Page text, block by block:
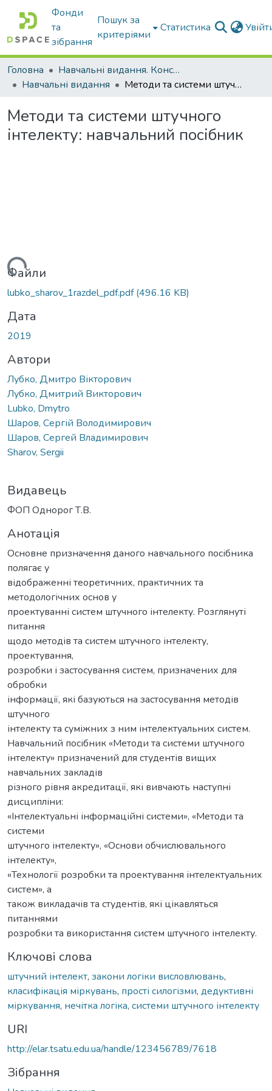
Фонди
та
зібрання
Пошук за
критеріями
Статистика
Головна
Навчальні видання. Конспекти лекцій
Навчальні видання
Методи та системи штучного інтелекту: навчальний посібник
Методи та системи штучного
інтелекту: навчальний посібник
Файли
lubko_sharov_1razdel_pdf.pdf(496.16 KB)
Дата
2019
Автори
Лубко, Дмитро Вікторович
Лубко, Дмитрий Викторович
Lubko, Dmytro
Шаров, Сергій Володимирович
Шаров, Сергей Владимирович
Sharov, Sergii
Видавець
ФОП Однорог Т.В.
Анотація
Основне призначення даного навчального посібника
полягає у
відображенні теоретичних, практичних та
методологічних основ у
проектуванні систем штучного інтелекту. Розглянуті
питання
щодо методів та систем штучного інтелекту,
проектування,
розробки і застосування систем, призначених для
обробки
інформації, які базуються на застосування методів
штучного
інтелекту та суміжних з ним інтелектуальних систем.
Навчальний посібник «Методи та системи штучного
інтелекту» призначений для студентів вищих
навчальних закладів
різного рівня акредитації, які вивчають наступні
дисципліни:
«Інтелектуальні інформаційні системи», «Методи та
системи
штучного інтелекту», «Основи обчислювального
інтелекту»,
«Технології розробки та проектування інтелектуальних
систем», а
також викладачів та студентів, які цікавляться
питаннями
розробки та використання систем штучного інтелекту.
Ключові слова
штучний інтелект, закони логіки висловлювань,
класифікація міркувань, прості силогізми, дедуктивні
міркування, нечітка логіка, системи штучного інтелекту
URI
http://elar.tsatu.edu.ua/handle/123456789/7618
Зібрання